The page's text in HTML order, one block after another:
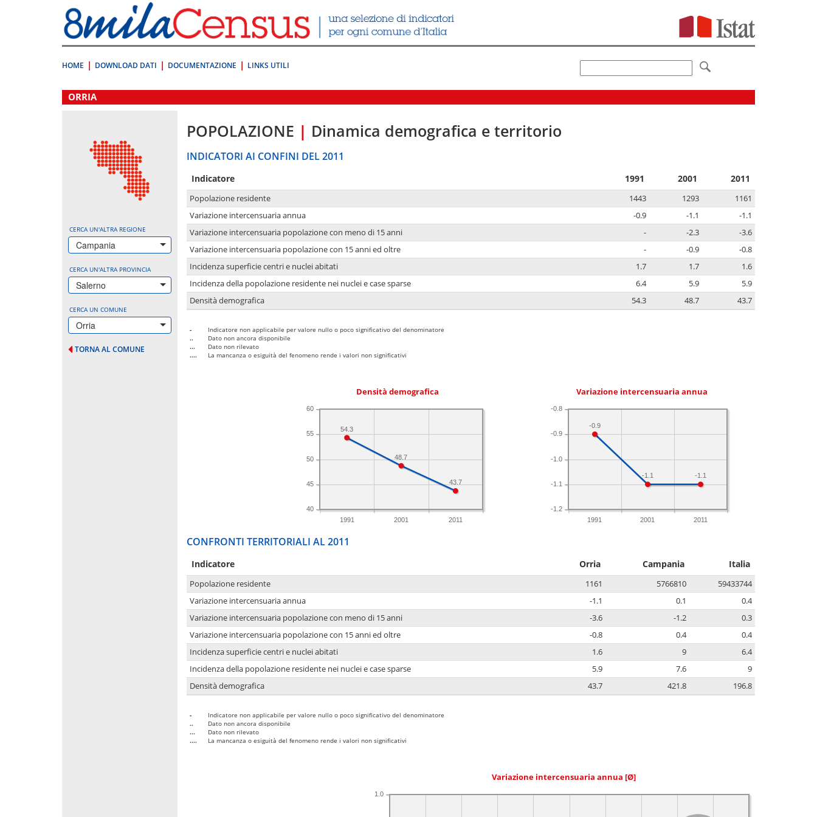
direttamente
a:
Contenuto
HOME DOWNLOAD DATI DOCUMENTAZIONE LINKS UTILI
.
ORRIA
CERCA UN'ALTRA REGIONE
Campania
CERCA UN'ALTRA PROVINCIA
Salerno
CERCA UN COMUNE
Orria
TORNA AL COMUNE
POPOLAZIONE | Dinamica demografica e territorio
INDICATORI AI CONFINI DEL 2011
Indicatore 1991 2001 2011
Popolazione residente 1443 1293
1161
Variazione intercensuaria annua
-0.9 -1.1
-1.1
Variazione intercensuaria popolazione con meno di 15 anni
- -2.3
-3.6
Variazione intercensuaria popolazione con 15 anni ed oltre
- -0.9
-0.8
Incidenza superficie centri e nuclei abitati
1.7 1.7
1.6
Incidenza della popolazione residente nei nuclei e case sparse
6.4 5.9
5.9
Densità demografica
54.3 48.7 43.7
-
Indicatore non applicabile per valore nullo o poco significativo del denominatore
..
Dato non ancora disponibile
...
Dato non rilevato
....
La mancanza o esiguità del fenomeno rende i valori non significativi
Densità demografica
1991 2001 2011
40
45
50
55
60
43.7
48.7
54.3
Variazione intercensuaria annua
1991 2001 2011
-1.2
-1.1
-1.0
-0.9
-0.8
-1.1
-1.1
-0.9
CONFRONTI TERRITORIALI AL 2011
Indicatore Orria Campania Italia
Popolazione residente 1161 5766810
59433744
Variazione intercensuaria annua
-1.1 0.1
0.4
Variazione intercensuaria popolazione con meno di 15 anni
-3.6 -1.2
0.3
Variazione intercensuaria popolazione con 15 anni ed oltre
-0.8 0.4
0.4
Incidenza superficie centri e nuclei abitati
1.6 9
6.4
Incidenza della popolazione residente nei nuclei e case sparse
5.9 7.6
9
Densità demografica
43.7 421.8 196.8
-
Indicatore non applicabile per valore nullo o poco significativo del denominatore
..
Dato non ancora disponibile
...
Dato non rilevato
....
La mancanza o esiguità del fenomeno rende i valori non significativi
Variazione intercensuaria annua [Ø]
1.0